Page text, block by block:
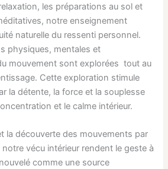
les préparations au sol et
notre enseignement
naturelle du ressenti personnel.
physiques, mentales et
mouvement sont explorées tout au
Cette exploration stimule
la détente, la force et la souplesse
et le calme intérieur.
la découverte des mouvements par
vécu intérieur rendent le geste à
comme une source